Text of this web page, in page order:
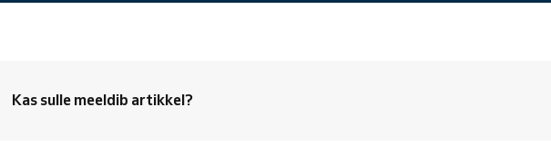
Kas sulle meeldib artikkel?